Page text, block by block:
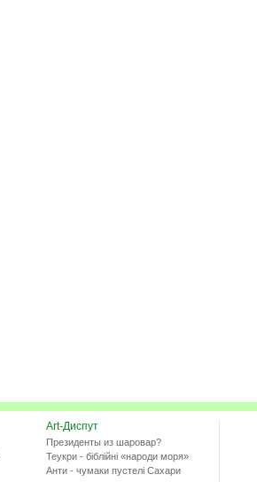
Art-Диспут
Президенты из шаровар?
Теукри - біблійні «народи моря»
Анти - чумаки пустелі Сахари